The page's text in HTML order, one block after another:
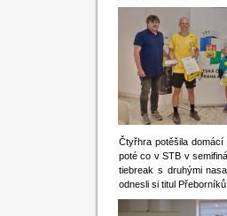
Čtyřhra potěšila
poté co v STB v
tiebreak s druhými
odnesli si titul